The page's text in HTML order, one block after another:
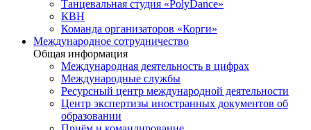
Танцевальная студия «PolyDance»
КВН
Команда организаторов «Корги»
Международное сотрудничество
Общая информация
Международная деятельность в цифрах
Международные службы
Ресурсный центр международной деятельности
Центр экспертизы иностранных документов об
образовании